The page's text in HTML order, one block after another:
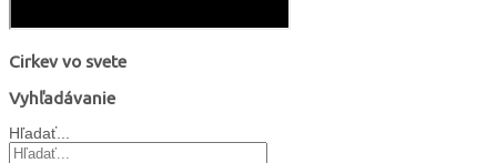
Cirkev vo svete
Vyhľadávanie
Hľadať...